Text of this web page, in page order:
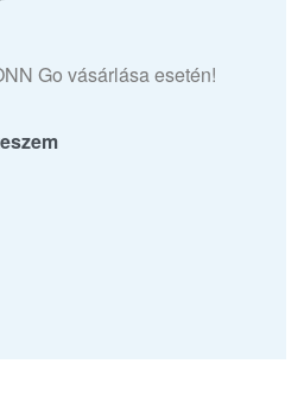
Go vásárlása esetén!